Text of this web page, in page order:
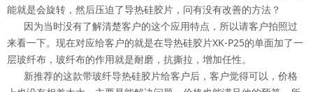
能就是会旋转，然后压迫了导热硅胶片，问有没有改善的方法？
因为当时没有了解清楚客户的这个应用特点，所以请客户拍照过
来看一下。现在对应给客户的就是在导热硅胶片XK-P25的单面加了一
层玻纤布，玻纤布的作用就是耐磨，抗撕拉，增加任性。
新推荐的这款带玻纤导热硅胶片给客户后，客户觉得可以，价格